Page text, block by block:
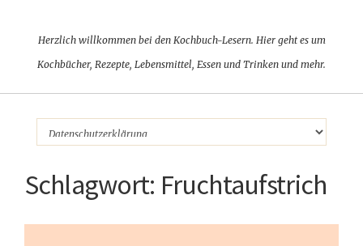
Herzlich willkommen bei den Kochbuch-Lesern. Hier geht es um
Kochbücher, Rezepte, Lebensmittel, Essen und Trinken und mehr.
Schlagwort: Fruchtaufstrich